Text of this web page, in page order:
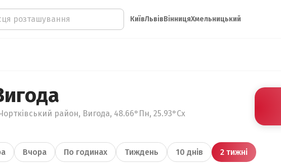
КиївЛьвівВінницяХмельницький
район, Вигода, 48.66°Пн, 25.93°Сх
Вчора По годинах Тиждень 10 днів 2 тижні